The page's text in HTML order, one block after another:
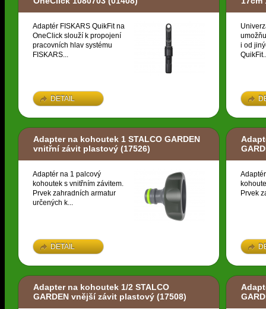
Adaptér FISKARS QuikFit na
OneClick slouží k propojení
pracovních hlav systému
FISKARS...
DETAIL
i od
Adapter na kohoutek 1 STALCO GARDEN
vnitřní závit plastový (17526)
Adaptér na 1 palcový
kohoutek s vnitřním závitem.
Prvek zahradních armatur
určených k...
DETAIL
Prvek
Adapter na kohoutek 1/2 STALCO
GARDEN vnější závit plastový (17508)